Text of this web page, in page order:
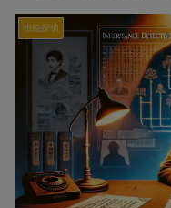
相続探偵